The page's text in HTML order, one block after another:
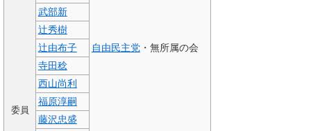
委員
自由民主党・無所属の会
武部新
辻秀樹
辻由布子
寺田稔
西山尚利
福原淳嗣
藤沢忠盛